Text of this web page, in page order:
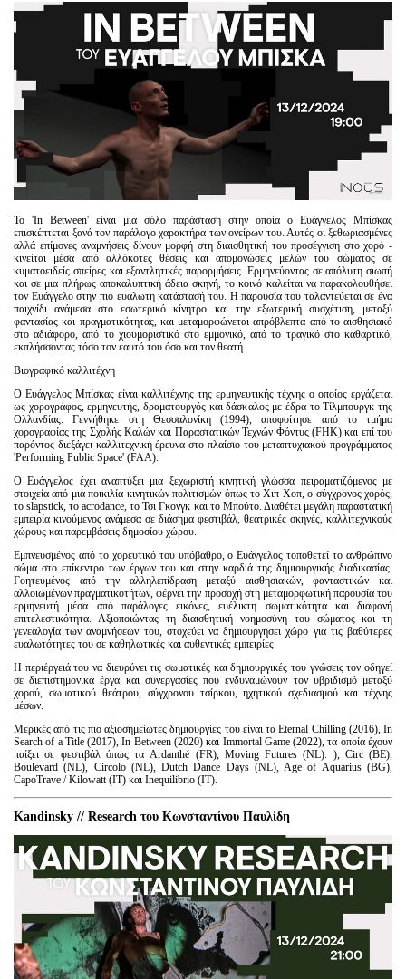
Το 'In Between' είναι μία σόλο παράσταση στην οποία ο Ευάγγελος Μπίσκας
επισκέπτεται ξανά τον παράλογο χαρακτήρα των ονείρων του. Αυτές οι ξεθωριασμένες
αλλά επίμονες αναμνήσεις δίνουν μορφή στη διαισθητική του προσέγγιση στο χορό -
κινείται μέσα από αλλόκοτες θέσεις και απομονώσεις μελών του σώματος σε
κυματοειδείς σπείρες και εξαντλητικές παρορμήσεις. Ερμηνεύοντας σε απόλυτη σιωπή
και σε μια πλήρως αποκαλυπτική άδεια σκηνή, το κοινό καλείται να παρακολουθήσει
τον Ευάγγελο στην πιο ευάλωτη κατάστασή του. Η παρουσία του ταλαντεύεται σε ένα
παιχνίδι ανάμεσα στο εσωτερικό κίνητρο και την εξωτερική συσχέτιση, μεταξύ
φαντασίας και πραγματικότητας, και μεταμορφώνεται απρόβλεπτα από το αισθησιακό
στο αδιάφορο, από το χιουμοριστικό στο εμμονικό, από το τραγικό στο καθαρτικό,
εκπλήσσοντας τόσο τον εαυτό του όσο και τον θεατή.
Βιογραφικό καλλιτέχνη
Ο Ευάγγελος Μπίσκας είναι καλλιτέχνης της ερμηνευτικής τέχνης ο οποίος εργάζεται
ως χορογράφος, ερμηνευτής, δραματουργός και δάσκαλος με έδρα το Τίλμπουργκ της
Ολλανδίας. Γεννήθηκε στη Θεσσαλονίκη (1994), αποφοίτησε από το τμήμα
χορογραφίας της Σχολής Καλών και Παραστατικών Τεχνών Φόντυς (FHK) και επί του
παρόντος διεξάγει καλλιτεχνική έρευνα στο πλαίσιο του μεταπτυχιακού προγράμματος
'Performing Public Space' (FAA).
Ο Ευάγγελος έχει αναπτύξει μια ξεχωριστή κινητική γλώσσα πειραματιζόμενος με
στοιχεία από μια ποικιλία κινητικών πολιτισμών όπως το Χιπ Χοπ, ο σύγχρονος χορός,
το slapstick, το acrodance, το Τσι Γκονγκ και το Μπούτο. Διαθέτει μεγάλη παραστατική
εμπειρία κινούμενος ανάμεσα σε διάσημα φεστιβάλ, θεατρικές σκηνές, καλλιτεχνικούς
χώρους και παρεμβάσεις δημοσίου χώρου.
Εμπνευσμένος από το χορευτικό του υπόβαθρο, ο Ευάγγελος τοποθετεί το ανθρώπινο
σώμα στο επίκεντρο των έργων του και στην καρδιά της δημιουργικής διαδικασίας.
Γοητευμένος από την αλληλεπίδραση μεταξύ αισθησιακών, φανταστικών και
αλλοιωμένων πραγματικοτήτων, φέρνει την προσοχή στη μεταμορφωτική παρουσία του
ερμηνευτή μέσα από παράλογες εικόνες, ευέλικτη σωματικότητα και διαφανή
επιτελεστικότητα. Αξιοποιώντας τη διαισθητική νοημοσύνη του σώματος και τη
γενεαλογία των αναμνήσεων του, στοχεύει να δημιουργήσει χώρο για τις βαθύτερες
ευαλωτότητες του σε καθηλωτικές και αυθεντικές εμπειρίες.
Η περιέργειά του να διευρύνει τις σωματικές και δημιουργικές του γνώσεις τον οδηγεί
σε διεπιστημονικά έργα και συνεργασίες που ενδυναμώνουν τον υβριδισμό μεταξύ
χορού, σωματικού θεάτρου, σύγχρονου τσίρκου, ηχητικού σχεδιασμού και τέχνης
μέσων.
Μερικές από τις πιο αξιοσημείωτες δημιουργίες του είναι τα Eternal Chilling (2016), In
Search of a Title (2017), In Between (2020) και Immortal Game (2022), τα οποία έχουν
παίξει σε φεστιβάλ όπως τα Ardanthé (FR), Moving Futures (NL). ), Circ (BE),
Boulevard (NL), Circolo (NL), Dutch Dance Days (NL), Age of Aquarius (BG),
CapoTrave / Kilowatt (IT) και Inequilibrio (IT).
Kandinsky // Research του Κωνσταντίνου Παυλίδη